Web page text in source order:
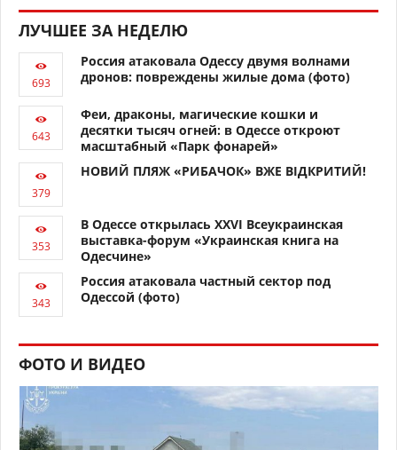
ЛУЧШЕЕ ЗА НЕДЕЛЮ
Россия атаковала Одессу двумя волнами
дронов: повреждены жилые дома (фото)
Феи, драконы, магические кошки и
десятки тысяч огней: в Одессе откроют
масштабный «Парк фонарей»
НОВИЙ ПЛЯЖ «РИБАЧОК» ВЖЕ ВІДКРИТИЙ!
В Одессе открылась XXVI Всеукраинская
выставка-форум «Украинская книга на
Одесчине»
Россия атаковала частный сектор под
Одессой (фото)
ФОТО И ВИДЕО